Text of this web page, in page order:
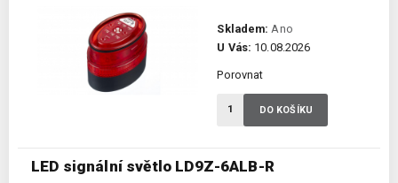
LED signální světlo LD9Z-6ALB-R
Skladem: Ano
U Vás: 10.08.2026
Porovnat
DO KOŠÍKU